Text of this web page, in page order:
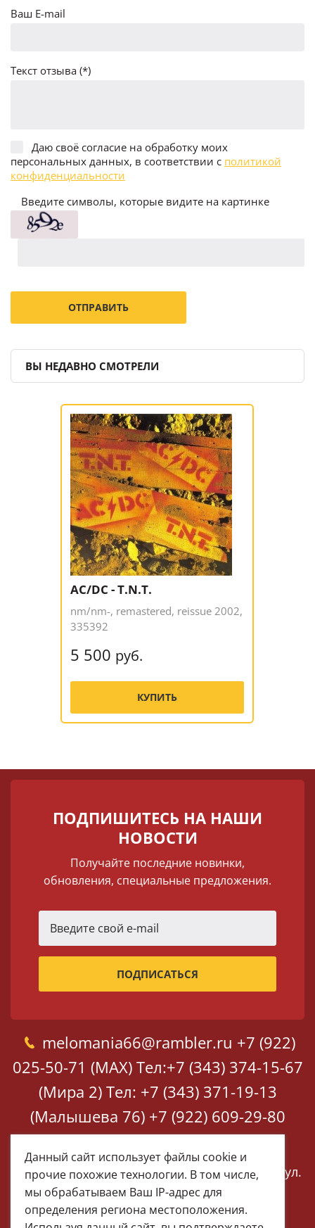
Ваш E-mail
Текст отзыва (*)
Даю своё согласие на обработку моих
персональных данных, в соответствии с политикой
конфиденциальности
Введите символы, которые видите на картинке
ВЫ НЕДАВНО СМОТРЕЛИ
AC/DC - T.N.T.
nm/nm-, remastered, reissue 2002,
335392
5 500 руб.
КУПИТЬ
ПОДПИШИТЕСЬ НА НАШИ
НОВОСТИ
Получайте последние новинки,
обновления, специальные предложения.
melomania66@rambler.ru +7 (922)
025-50-71 (MAX) Тел:+7 (343) 374-15-67
(Мира 2) Тел: +7 (343) 371-19-13
(Малышева 76) +7 (922) 609-29-80
(MAX)
Екатеринбург, ул. Мира 2
Екатеринбург, ул.
Малышева 76
Данный сайт использует файлы cookie и
прочие похожие технологии. В том числе,
мы обрабатываем Ваш IP-адрес для
определения региона местоположения.